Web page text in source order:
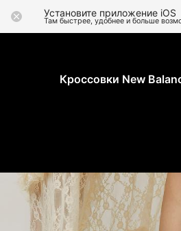
Установите приложение iOS
Там быстрее, удобнее и больше
Кроссовки New